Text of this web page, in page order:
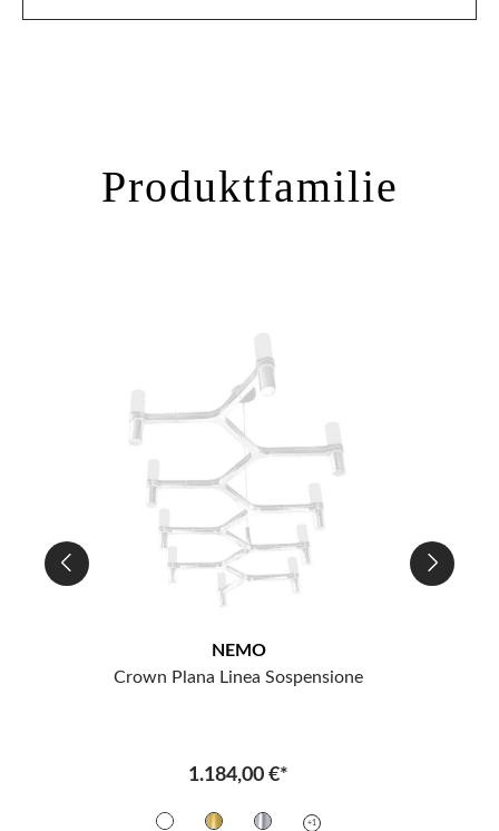
Produktfamilie
NEMO
Crown Plana Linea Sospensione
1.184,00 €*
+1